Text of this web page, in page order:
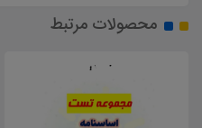
محصولات مرتبط